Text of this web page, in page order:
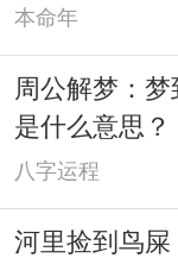
本命年
周公解梦：
是什么意思？
八字运程
河里捡到鸟